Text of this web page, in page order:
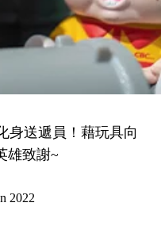
身送遞員！藉玩具向
雄致謝~
2022